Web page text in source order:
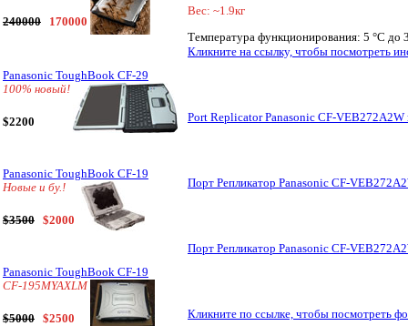
240000 170000
Panasonic ToughBook CF-29
100% новый!
$2200
Panasonic ToughBook CF-19
Новые и бу.!
$3500 $2000
Panasonic ToughBook CF-19
CF-195MYAXLM
$5000 $2500
Вес: ~1.9кг
Температура функционирования: 5 °C до
Кликните на ссылку, чтобы посмотреть
Port Replicator Panasonic CF-
Порт Репликатор Panasonic CF-
Порт Репликатор Panasonic CF-
Кликните по ссылке, чтобы посмотреть